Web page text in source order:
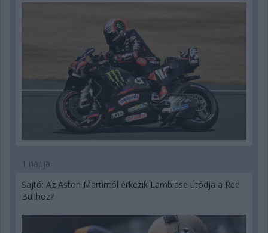
1 napja
Sajtó: Az Aston Martintól érkezik Lambiase utódja a Red
Bullhoz?